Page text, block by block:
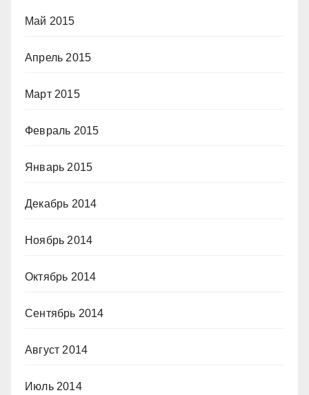
Май 2015
Апрель 2015
Март 2015
Февраль 2015
Январь 2015
Декабрь 2014
Ноябрь 2014
Октябрь 2014
Сентябрь 2014
Август 2014
Июль 2014